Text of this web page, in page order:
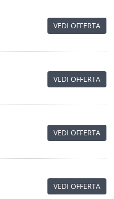
VEDI OFFERTA
VEDI OFFERTA
VEDI OFFERTA
VEDI OFFERTA